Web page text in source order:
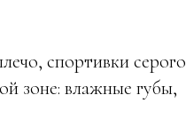
спортивки серого
зоне: влажные губы,